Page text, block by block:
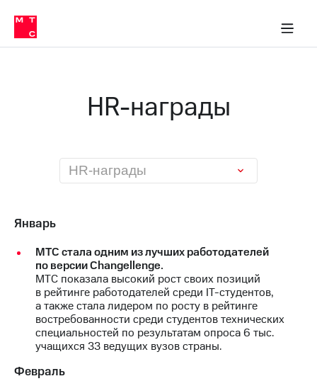
Медиа-центр
и акционерам
Устойчивое развитие
Комплаенс и деловая этика
компании
Карьера
Руководство
Контакты
Медиа-центр
Пресс-
релизы
МТС
о технологиях
в МТС
МТС
о технологиях
HR-награды
HR-награды
Январь
МТС стала одним из лучших работодателей
по версии Changellenge.
МТС показала высокий рост своих позиций
в рейтинге работодателей среди IT-студентов,
а также стала лидером по росту в рейтинге
востребованности среди студентов технических
специальностей по результатам опроса 6 тыс.
учащихся 33 ведущих вузов страны.
Февраль